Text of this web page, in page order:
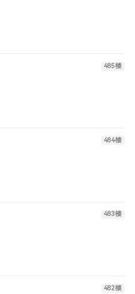
485楼
484楼
483楼
482楼